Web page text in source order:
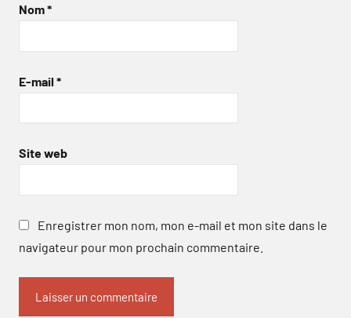
Nom*
E-mail *
Site web
Enregistrer mon nom, mon e-mail et mon site dans le
navigateur pour mon prochain commentaire.